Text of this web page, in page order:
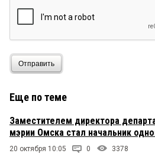
Отправить
Еще по теме
Заместителем директора
мэрии Омска стал начальник
20 октября 10:05 0 3378